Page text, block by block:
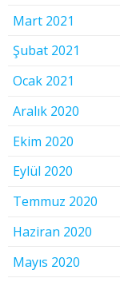
Mart 2021
Şubat 2021
Ocak 2021
Aralık 2020
Ekim 2020
Eylül 2020
Temmuz 2020
Haziran 2020
Mayıs 2020